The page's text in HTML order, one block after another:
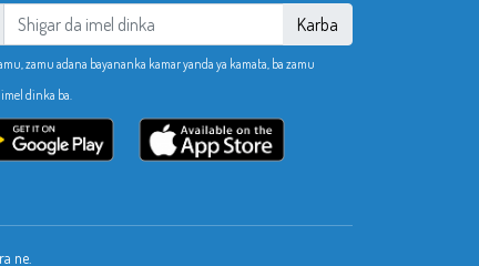
Karba
zamu adana bayananka kamar yanda ya kamata, ba zamu
dinka ba.
ne.